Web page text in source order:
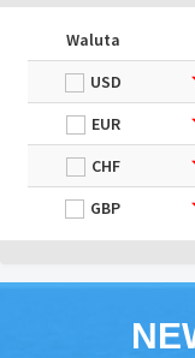
Waluta
USD
EUR
CHF
GBP